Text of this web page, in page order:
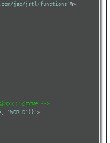
jsp/jstl/functions"%>
含めているtrue -->
'WORLD')}">